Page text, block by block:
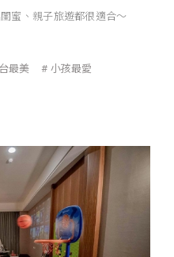
蜜、親子旅遊都很適合～
最美
小孩最愛